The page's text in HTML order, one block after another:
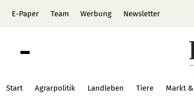
E-Paper Team Werbung Newsletter
Start Agrarpolitik Landleben Tiere Markt